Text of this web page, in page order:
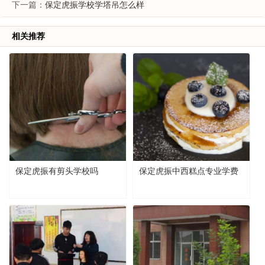
下一篇： 保定虎振学校学塔吊怎么样
相关推荐
保定虎振有剪头学校吗 保定虎振中西糕点专业学费